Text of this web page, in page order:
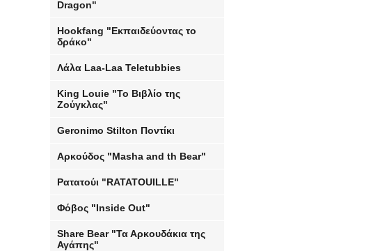
Dragon"
Hookfang "Εκπαιδεύοντας το
δράκο"
Λάλα Laa-Laa Teletubbies
King Louie "Το Βιβλίο της
Ζούγκλας"
Geronimo Stilton Ποντίκι
Αρκούδος "Masha and th Bear"
Ρατατούι "RATATOUILLE"
Φόβος "Inside Out"
Share Bear "Τα Αρκουδάκια της
Αγάπης"